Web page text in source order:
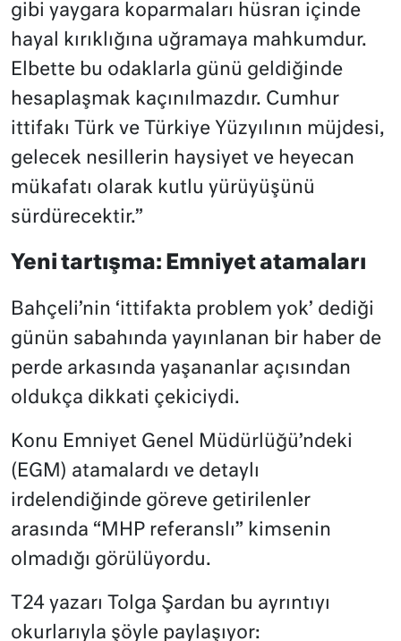
gibi yaygara koparmaları hüsran içinde
hayal kırıklığına uğramaya mahkumdur.
Elbette bu odaklarla günü geldiğinde
hesaplaşmak kaçınılmazdır. Cumhur
ittifakı Türk ve Türkiye Yüzyılının müjdesi,
gelecek nesillerin haysiyet ve heyecan
mükafatı olarak kutlu yürüyüşünü
sürdürecektir.”
Yeni tartışma: Emniyet atamaları
Bahçeli’nin ‘ittifakta problem yok’ dediği
günün sabahında yayınlanan bir haber de
perde arkasında yaşananlar açısından
oldukça dikkati çekiciydi.
Konu Emniyet Genel Müdürlüğü’ndeki
(EGM) atamalardı ve detaylı
irdelendiğinde göreve getirilenler
arasında “MHP referanslı” kimsenin
olmadığı görülüyordu.
T24 yazarı Tolga Şardan bu ayrıntıyı
okurlarıyla şöyle paylaşıyor: